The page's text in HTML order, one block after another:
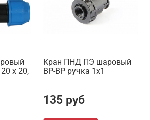
х 20,
Кран ПНД ПЭ шаровый
ВР-ВР ручка 1х1
135 руб